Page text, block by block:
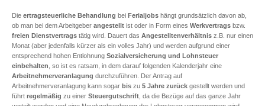
Die ertragsteuerliche Behandlung bei Ferialjobs hängt grundsätzlich davon ab,
ob man bei dem Arbeitgeber angestellt ist oder in Form eines Werkvertrags bzw.
freien Dienstvertrags tätig wird. Dauert das Angestelltenverhältnis z.B. nur einen
Monat (aber jedenfalls kürzer als ein volles Jahr) und werden aufgrund einer
entsprechend hohen Entlohnung Sozialversicherung und Lohnsteuer
einbehalten , so ist es ratsam, in dem darauf folgenden Kalenderjahr eine
Arbeitnehmerveranlagung durchzuführen. Der Antrag auf
Arbeitnehmerveranlagung kann sogar bis zu 5 Jahre zurück gestellt werden und
führt regelmäßig zu einer Steuergutschrift , da die Bezüge auf das ganze Jahr